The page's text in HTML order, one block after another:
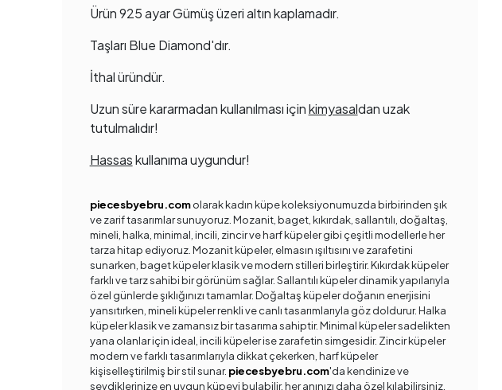
Ürün 925 ayar Gümüş üzeri altın kaplamadır.
Taşları Blue Diamond'dır.
İthal üründür.
Uzun süre kararmadan kullanılması içinkimyasaldan uzak
tutulmalıdır!
Hassaskullanıma uygundur!
piecesbyebru.comolarak kadın küpe koleksiyonumuzda birbirinden şık
ve zarif tasarımlar sunuyoruz. Mozanit, baget, kıkırdak, sallantılı, doğaltaş,
mineli, halka, minimal, incili, zincir ve harf küpeler gibi çeşitli modellerle her
tarza hitap ediyoruz. Mozanit küpeler, elmasın ışıltısını ve zarafetini
sunarken, baget küpeler klasik ve modern stilleri birleştirir. Kıkırdak küpeler
farklı ve tarz sahibi bir görünüm sağlar. Sallantılı küpeler dinamik yapılarıyla
özel günlerde şıklığınızı tamamlar. Doğaltaş küpeler doğanın enerjisini
yansıtırken, mineli küpeler renkli ve canlı tasarımlarıyla göz doldurur. Halka
küpeler klasik ve zamansız bir tasarıma sahiptir. Minimal küpeler sadelikten
yana olanlar için ideal, incili küpeler ise zarafetin simgesidir. Zincir küpeler
modern ve farklı tasarımlarıyla dikkat çekerken, harf küpeler
kişiselleştirilmiş bir stil sunar. piecesbyebru.com'da kendinize ve
sevdiklerinize en uygun küpeyi bulabilir, her anınızı daha özel kılabilirsiniz.